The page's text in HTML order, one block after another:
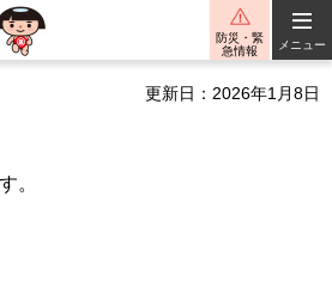
防災・緊
急情報
メニュー
更新日：2026年1月8日
。